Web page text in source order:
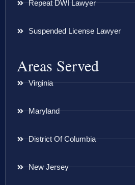
Repeat DWI Lawyer
Suspended License Lawyer
Areas Served
Virginia
Maryland
District Of Columbia
New Jersey